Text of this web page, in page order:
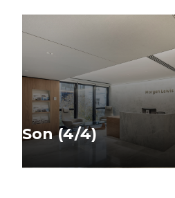
Son (4/4)